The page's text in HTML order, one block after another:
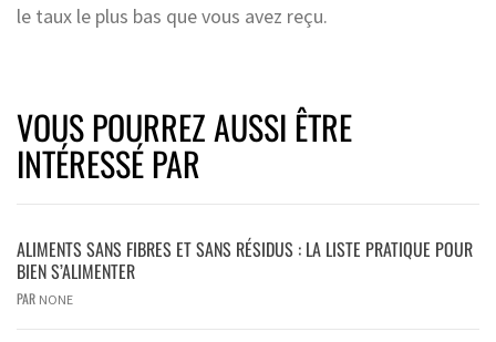
le taux le plus bas que vous avez reçu.
VOUS POURREZ AUSSI ÊTRE
INTÉRESSÉ PAR
ALIMENTS SANS FIBRES ET SANS RÉSIDUS : LA LISTE PRATIQUE POUR
BIEN S’ALIMENTER
PAR NONE